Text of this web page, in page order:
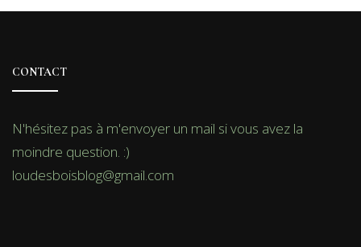
CONTACT
N'hésitez pas à m'envoyer un mail si vous avez la
moindre question. :)
loudesboisblog@gmail.com